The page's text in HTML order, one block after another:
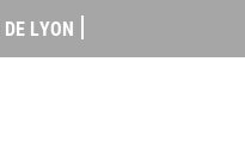
LYON